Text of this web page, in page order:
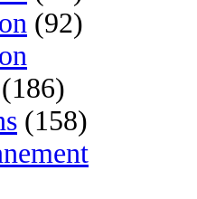
(92)
(186)
(158)